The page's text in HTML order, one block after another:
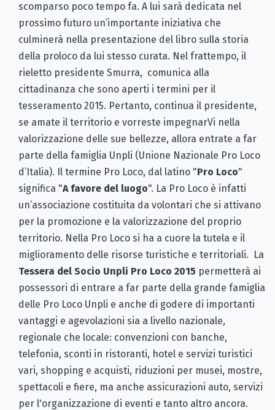
scomparso poco tempo fa. A lui sarà dedicata nel
prossimo futuro un’importante iniziativa che
culminerà nella presentazione del libro sulla storia
della proloco da lui stesso curata. Nel frattempo, il
rieletto presidente Smurra, comunica alla
cittadinanza che sono aperti i termini per il
tesseramento 2015. Pertanto, continua il presidente,
se amate il territorio e vorreste impegnarVi nella
valorizzazione delle sue bellezze, allora entrate a far
parte della famiglia Unpli (Unione Nazionale Pro Loco
d’Italia). Il termine Pro Loco, dal latino "Pro Loco"
significa "A favore del luogo". La Pro Loco è infatti
un’associazione costituita da volontari che si attivano
per la promozione e la valorizzazione del proprio
territorio. Nella Pro Loco si ha a cuore la tutela e il
miglioramento delle risorse turistiche e territoriali. La
Tessera del Socio Unpli Pro Loco 2015 permetterà ai
possessori di entrare a far parte della grande famiglia
delle Pro Loco Unpli e anche di godere di importanti
vantaggi e agevolazioni sia a livello nazionale,
regionale che locale: convenzioni con banche,
telefonia, sconti in ristoranti, hotel e servizi turistici
vari, shopping e acquisti, riduzioni per musei, mostre,
spettacoli e fiere, ma anche assicurazioni auto, servizi
per l'organizzazione di eventi e tanto altro ancora.